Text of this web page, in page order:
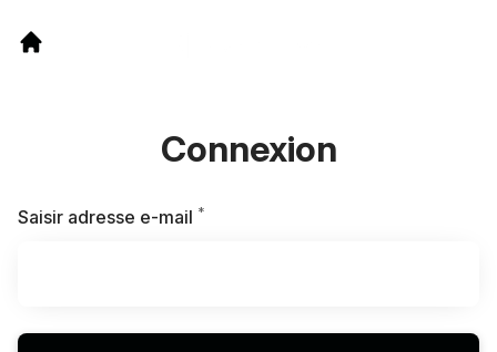
Connexion
Saisir adresse e-mail *